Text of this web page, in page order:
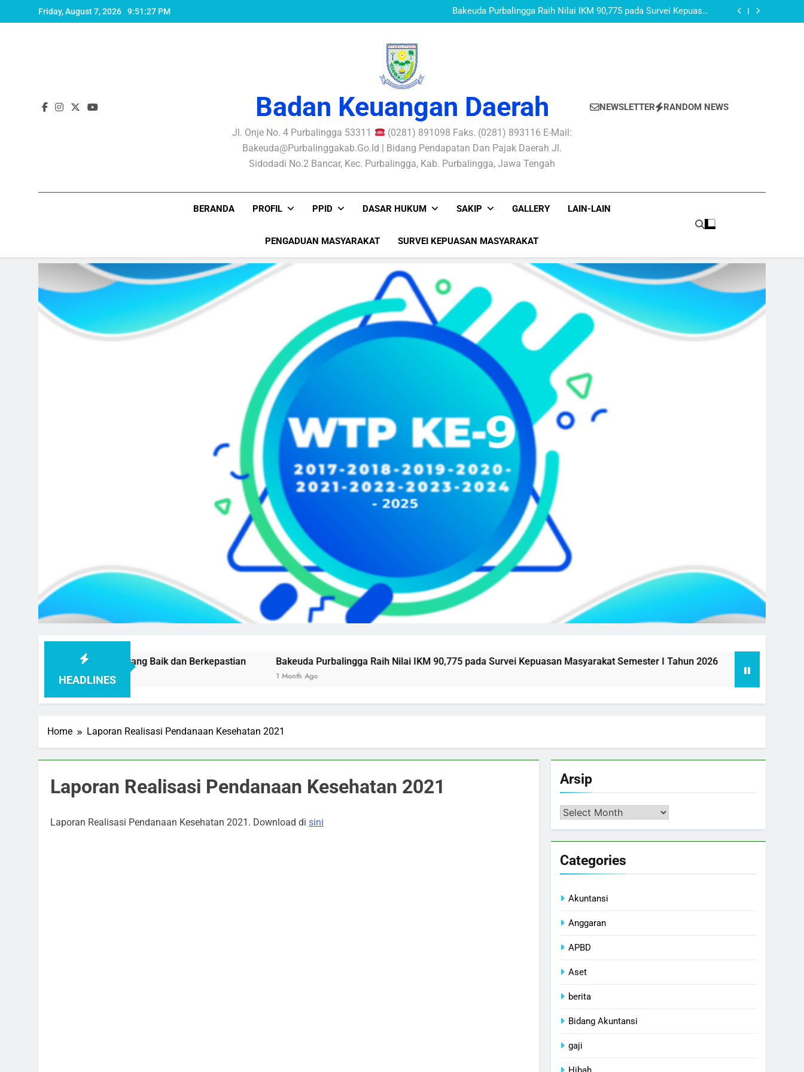
to
Friday, August 7, 2026 9:51:27 PM
PURBALINGGA
Mewujudkan Pelayanan Publik yang Baik dan Berkepastian
Bakeuda Purbalingga Raih Nilai IKM 90,775 pada Survei Kepuasan
Aksi Perubahan SIKONTAN PBB-P2 Untuk Optimalisasi Rekonsiliasi
Badan Keuangan Daerah
Jl. Onje No. 4 Purbalingga 53311
(0281) 891098 Faks. (0281) 893116 E-Mail:
Bakeuda@purbalinggakab.go.id | Bidang Pendapatan Dan Pajak Daerah Jl.
Sidodadi No.2 Bancar, Kec. Purbalingga, Kab. Purbalingga, Jawa Tengah
NEWSLETTER RANDOM NEWS
BERANDA PROFIL PPID DASAR HUKUM SAKIP GALLERY LAIN-LAIN
PENGADUAN MASYARAKAT SURVEI KEPUASAN MASYARAKAT
HEADLINES
Pelayanan Publik yang Baik dan Berkepastian Bakeuda Purbalingga Raih Nilai IKM 90,775 pada Survei Kepuasan Masyarakat Semester I Tahun 2026
1 Month Ago
Aksi Perubahan
1 Year Ago
Home Laporan Realisasi Pendanaan Kesehatan 2021
Laporan Realisasi Pendanaan Kesehatan 2021
Laporan Realisasi Pendanaan Kesehatan 2021. Download di sini
Arsip
Arsip
Categories
Akuntansi
Anggaran
APBD
Aset
berita
Bidang Akuntansi
gaji